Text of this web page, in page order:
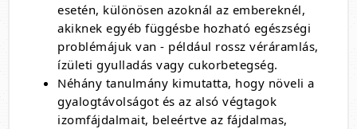
esetén, különösen azoknál az embereknél,
akiknek egyéb függésbe hozható egészségi
problémájuk van - például rossz véráramlás,
ízületi gyulladás vagy cukorbetegség.
Néhány tanulmány kimutatta, hogy növeli a
gyalogtávolságot és az alsó végtagok
izomfájdalmait, beleértve az fájdalmas,